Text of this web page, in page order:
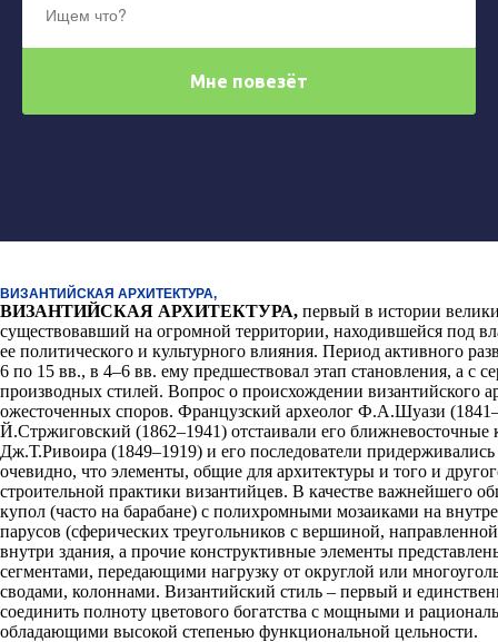
ВИЗАНТИЙСКАЯ АРХИТЕКТУРА,
ВИЗАНТИЙСКАЯ АРХИТЕКТУРА, первый в истории
существовавший на огромной территории, находившейся под
ее политического и культурного влияния. Период активного
6 по 15 вв., в 4–6 вв. ему предшествовал этап становления, а с
производных стилей. Вопрос о происхождении византийского
ожесточенных споров. Французский археолог Ф.А.Шуази
Й.Стржиговский (1862–1941) отстаивали его ближневосточные
Дж.Т.Ривоира (1849–1919) и его последователи
очевидно, что элементы, общие для архитектуры и того и
строительной практики византийцев. В качестве важнейшего
купол (часто на барабане) с полихромными мозаиками на
парусов (сферических треугольников с вершиной,
внутри здания, а прочие конструктивные элементы
сегментами, передающими нагрузку от округлой или
сводами, колоннами. Византийский стиль – первый и
соединить полноту цветового богатства с мощными и
обладающими высокой степенью функциональной цельности.